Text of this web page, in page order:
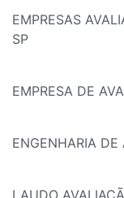
EMPRESAS
SP
EMPRESA DE
ENGENHARIA DE
LAUDO